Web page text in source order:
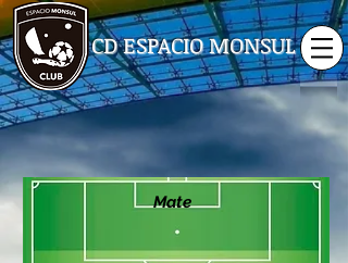
CD ESPACIO MONSUL
Mate